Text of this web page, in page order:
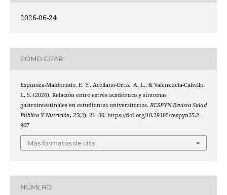
2026-06-24
CÓMO CITAR
Espinoza-Maldonado, E. Y., Arellano-Ortiz, A. L., & Valenzuela-Calvillo,
L. S. (2026). Relación entre estrés académico y síntomas
gastrointestinales en estudiantes universitarios. RESPYN Revista Salud
Pública Y Nutrición, 25(2), 21–30. https://doi.org/10.29105/respyn25.2-
967
Más formatos de cita
NÚMERO